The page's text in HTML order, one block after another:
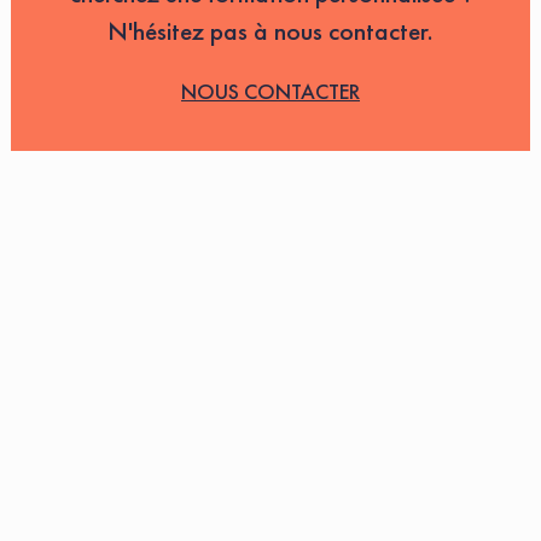
N'hésitez pas à nous contacter.
NOUS CONTACTER